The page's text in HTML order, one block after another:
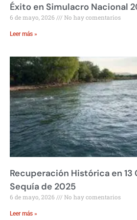
Éxito en Simulacro Nacional
6 de mayo, 2026 No hay comentarios
Leer más »
Recuperación Histórica en 13
Sequía de 2025
6 de mayo, 2026 No hay comentarios
Leer más »